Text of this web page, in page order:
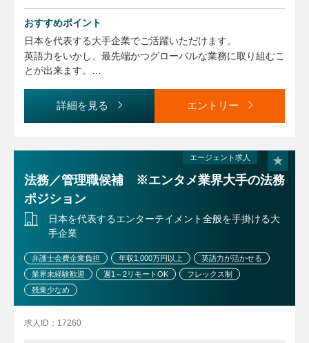
する、企画・運営と継続的な改善。
【業務に関する変更の範囲】
事業や所属部門の状況の変化等により、会社の指示する職務
内容へ変更することがあります
おすすめポイント
日本を代表する大手企業でご活躍いただけます。
英語力をいかし、最先端かつグローバルな業務に取り組むこ
とが出来ます。
★テレワークやオンラインツールの積極的な活用によりワー
クライフバランスを実現できます。
詳細を見る エントリー
エージェント求人
法務／管理職候補 ※エンタメ業界大手の法務
ポジション
日本を代表するエンターテイメント全般を手掛ける大
手企業
弁護士会費企業負担 年収1,000万円以上
英語力が活かせる
業界未経験歓迎
週1～2リモートOK
フレックス制
残業少なめ
求人ID：17260